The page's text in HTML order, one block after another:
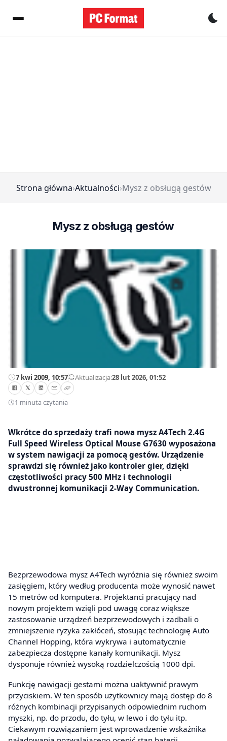
Strona główna›Aktualności›Mysz z obsługą gestów
Mysz z obsługą gestów
7 kwi 2009, 10:57—Aktualizacja:28 lut 2026, 01:52
1 minuta czytania
Wkrótce do sprzedaży trafi nowa mysz A4Tech 2.4G
Full Speed Wireless Optical Mouse G7630 wyposażona
w system nawigacji za pomocą gestów. Urządzenie
sprawdzi się również jako kontroler gier, dzięki
częstotliwości pracy 500 MHz i technologii
dwustronnej komunikacji 2-Way Communication.
Bezprzewodowa mysz A4Tech wyróżnia się również swoim
zasięgiem, który według producenta może wynosić nawet
15 metrów od komputera. Projektanci pracujący nad
nowym projektem wzięli pod uwagę coraz większe
zastosowanie urządzeń bezprzewodowych i zadbali o
zmniejszenie ryzyka zakłóceń, stosując technologię Auto
Channel Hopping, która wykrywa i automatycznie
zabezpiecza dostępne kanały komunikacji. Mysz
dysponuje również wysoką rozdzielczością 1000 dpi.
Funkcję nawigacji gestami można uaktywnić prawym
przyciskiem. W ten sposób użytkownicy mają dostęp do 8
różnych kombinacji przypisanych odpowiednim ruchom
myszki, np. do przodu, do tyłu, w lewo i do tyłu itp.
Ciekawym rozwiązaniem jest wprowadzenie wskaźnika